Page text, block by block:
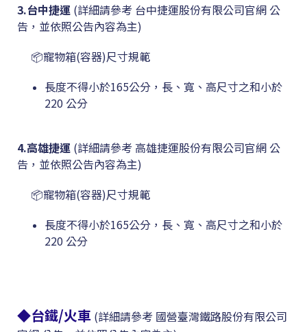
3.台中捷運 (詳細請參考 台中捷運股份有限公司官網 公
告，並依照公告內容為主)
📦寵物箱(容器)尺寸規範
長度不得小於165公分，長、寬、高尺寸之和小於
220 公分
4.高雄捷運 (詳細請參考 高雄捷運股份有限公司官網 公
告，並依照公告內容為主)
📦寵物箱(容器)尺寸規範
長度不得小於165公分 ， 長 、寬、高尺寸之和小於
220 公分
◆台鐵/火車 (詳細請參考 國營臺灣鐵路股份有限公司